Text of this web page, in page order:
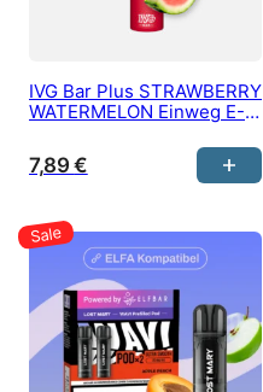
IVG Bar Plus STRAWBERRY
WATERMELON Einweg E-
800 Züge
7,89€